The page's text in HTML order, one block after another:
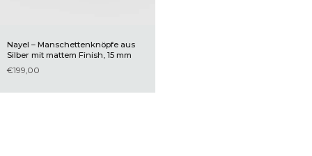
Nayel – Manschettenknöpfe aus
Silber mit mattem Finish, 15 mm
€199,00